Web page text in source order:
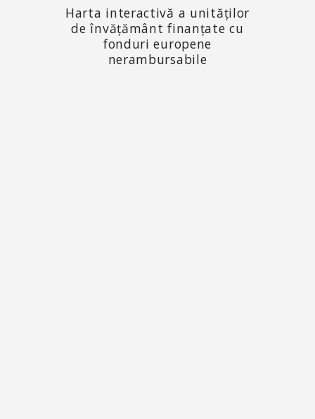
Harta interactivă a unităților
de învățământ finanțate cu
fonduri europene
nerambursabile